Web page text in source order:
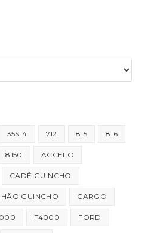
35S14 712 815 816
8150 ACCELO
CADÊ GUINCHO
GUINCHO CARGO
F4000 FORD